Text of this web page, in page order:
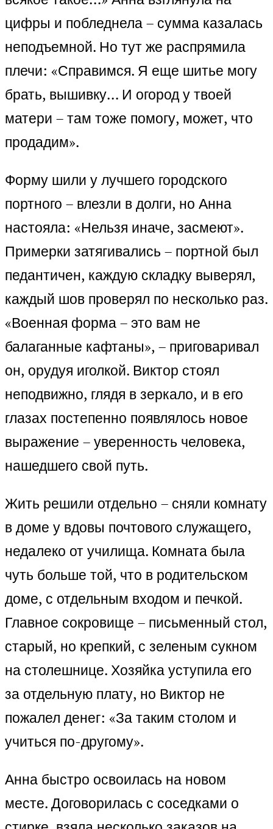
цифры и побледнела – сумма казалась
неподъемной. Но тут же распрямила
плечи: «Справимся. Я еще шитье могу
брать, вышивку… И огород у твоей
матери – там тоже помогу, может, что
продадим».
Форму шили у лучшего городского
портного – влезли в долги, но Анна
настояла: «Нельзя иначе, засмеют».
Примерки затягивались – портной был
педантичен, каждую складку выверял,
каждый шов проверял по несколько раз.
«Военная форма – это вам не
балаганные кафтаны», – приговаривал
он, орудуя иголкой. Виктор стоял
неподвижно, глядя в зеркало, и в его
глазах постепенно появлялось новое
выражение – уверенность человека,
нашедшего свой путь.
Жить решили отдельно – сняли комнату
в доме у вдовы почтового служащего,
недалеко от училища. Комната была
чуть больше той, что в родительском
доме, с отдельным входом и печкой.
Главное сокровище – письменный стол,
старый, но крепкий, с зеленым сукном
на столешнице. Хозяйка уступила его
за отдельную плату, но Виктор не
пожалел денег: «За таким столом и
учиться по-другому».
Анна быстро освоилась на новом
месте. Договорилась с соседками о